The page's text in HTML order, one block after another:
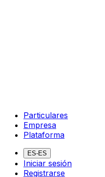
Particulares
Empresa
Plataforma
ES-ES
Iniciar sesión
Registrarse